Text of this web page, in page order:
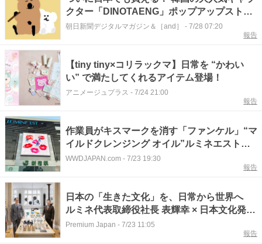
クター「DINOTAENG」ポップアップストア
がルミネエスト新宿で開催。愛らしいクオッ
朝日新聞デジタルマガジン＆［and］ - 7/28 07:20
報告
【tiny tiny×コリラックマ】日常を “かわい
い” で満たしてくれるアイテム登場！
アニメージュプラス - 7/24 21:00
報告
作業員がキスマークを消す「ファンケル」“マ
イルドクレンジング オイル”ルミネエスト新
宿のLED広告が話題に
WWDJAPAN.com - 7/23 19:30
報告
日本の「生きた文化」を、日常から世界へ
ルミネ代表取締役社長 表輝幸 × 日本文化発信
機構代表理事 齋藤峰明
Premium Japan - 7/23 11:05
報告